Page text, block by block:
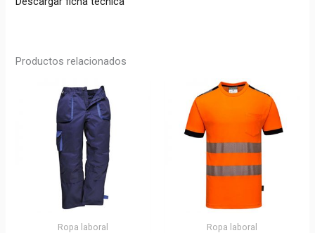
Productos relacionados
Ropa laboral Ropa laboral